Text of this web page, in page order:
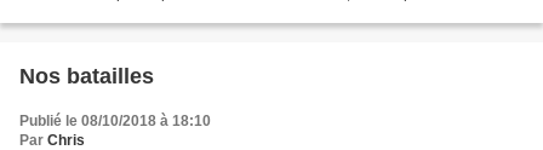
Nos batailles
Publié le 08/10/2018 à 18:10
Par Chris